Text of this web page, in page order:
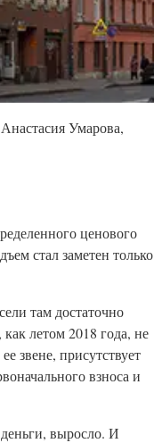
Умарова,
ценового
стал заметен только
там достаточно
летом 2018 года, не
звене, присутствует
взноса и
выросло. И